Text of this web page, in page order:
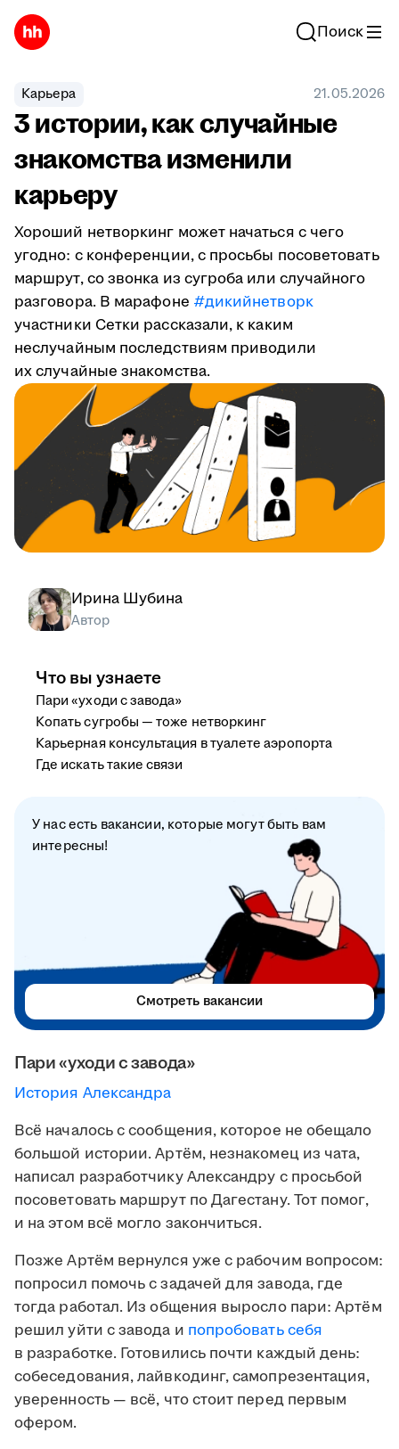
Поиск
Карьера 21.05.2026
3 истории, как случайные
знакомства изменили
карьеру
Хороший нетворкинг может начаться с чего
угодно: с конференции, с просьбы посоветовать
маршрут, со звонка из сугроба или случайного
разговора. В марафоне #дикийнетворк
участники Сетки рассказали, к каким
неслучайным последствиям приводили
их случайные знакомства.
Пари «уходи с завода»
История Александра
Всё началось с сообщения, которое не обещало
большой истории. Артём, незнакомец из чата,
написал разработчику Александру с просьбой
посоветовать маршрут по Дагестану. Тот помог,
и на этом всё могло закончиться.
Позже Артём вернулся уже с рабочим вопросом:
попросил помочь с задачей для завода, где
тогда работал. Из общения выросло пари: Артём
решил уйти с завода и попробовать себя
в разработке. Готовились почти каждый день:
собеседования, лайвкодинг, самопрезентация,
уверенность — всё, что стоит перед первым
офером.
Ирина Шубина
Автор
Что вы узнаете
Пари «уходи с завода»
Копать сугробы — тоже нетворкинг
Карьерная консультация в туалете аэропорта
Где искать такие связи
У нас есть вакансии, которые могут быть вам
интересны!
Смотреть вакансии